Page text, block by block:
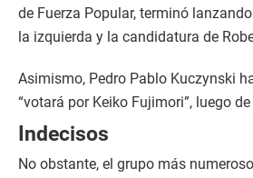
de Fuerza Popular, terminó
la izquierda y la candidatura de
Asimismo, Pedro Pablo Kuczynski
“votará por Keiko Fujimori”, luego
Indecisos
No obstante, el grupo más